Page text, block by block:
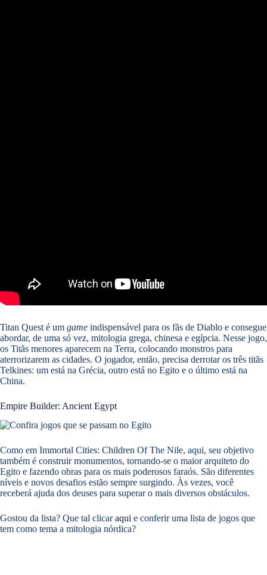
Titan Quest é um game indispensável para os fãs de Diablo e consegue
abordar, de uma só vez, mitologia grega, chinesa e egípcia. Nesse jogo,
os Titãs menores aparecem na Terra, colocando monstros para
aterrorizarem as cidades. O jogador, então, precisa derrotar os três titãs
Telkines: um está na Grécia, outro está no Egito e o último está na
China.
Empire Builder: Ancient Egypt
Como em Immortal Cities: Children Of The Nile, aqui, seu objetivo
também é construir monumentos, tornando-se o maior arquiteto do
Egito e fazendo obras para os mais poderosos faraós. São diferentes
níveis e novos desafios estão sempre surgindo. Às vezes, você
receberá ajuda dos deuses para superar o mais diversos obstáculos.
Gostou da lista? Que tal clicaraqui e conferir uma lista de jogos que
tem como tema a mitologia nórdica?